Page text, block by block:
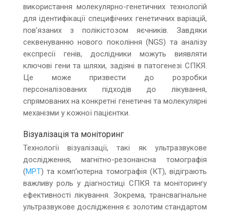
використання молекулярно-генетичних технологій
для ідентифікації специфічних генетичних варіацій,
пов’язаних з полікістозом яєчників. Завдяки
секвенуванню нового покоління (NGS) та аналізу
експресії генів, дослідники можуть виявляти
ключові гени та шляхи, задіяні в патогенезі СПКЯ.
Це може призвести до розробки
персоналізованих підходів до лікування,
спрямованих на конкретні генетичні та молекулярні
механізми у кожної пацієнтки.
Візуалізація та моніторинг
Технології візуалізації, такі як ультразвукове
дослідження, магнітно-резонансна томографія
(МРТ) та комп’ютерна томографія (КТ), відіграють
важливу роль у діагностиці СПКЯ та моніторингу
ефективності лікування. Зокрема, трансвагінальне
ультразвукове дослідження є золотим стандартом